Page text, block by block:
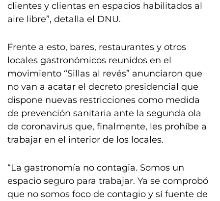
clientes y clientas en espacios habilitados al
aire libre”, detalla el DNU.
Frente a esto, bares, restaurantes y otros
locales gastronómicos reunidos en el
movimiento “Sillas al revés” anunciaron que
no van a acatar el decreto presidencial que
dispone nuevas restricciones como medida
de prevención sanitaria ante la segunda ola
de coronavirus que, finalmente, les prohíbe a
trabajar en el interior de los locales.
“La gastronomía no contagia. Somos un
espacio seguro para trabajar. Ya se comprobó
que no somos foco de contagio y sí fuente de